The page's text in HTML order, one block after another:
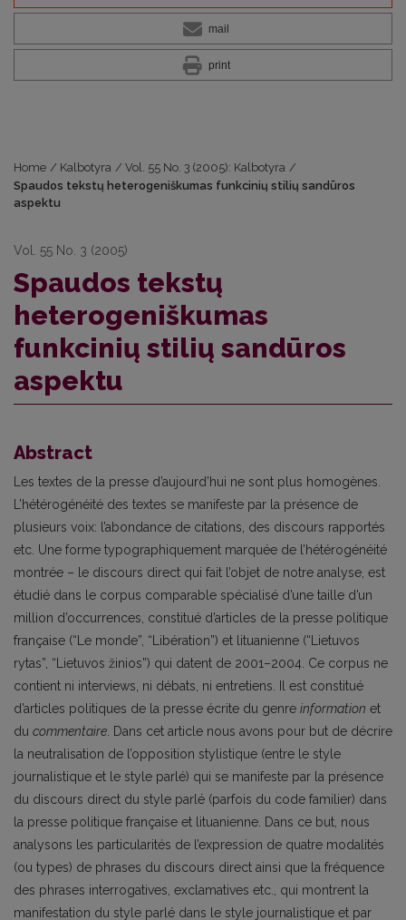
mail
print
Home / Kalbotyra / Vol. 55 No. 3 (2005): Kalbotyra /
Spaudos tekstų heterogeniškumas funkcinių stilių sandūros
aspektu
Vol. 55 No. 3 (2005)
Spaudos tekstų
heterogeniškumas
funkcinių stilių sandūros
aspektu
Abstract
Les textes de la presse d’aujourd’hui ne sont plus homogènes.
L’hétérogénéité des textes se manifeste par la présence de
plusieurs voix: l’abondance de citations, des discours rapportés
etc. Une forme typographiquement marquée de l’hétérogénéité
montrée – le discours direct qui fait l’objet de notre analyse, est
étudié dans le corpus comparable spécialisé d’une taille d’un
million d’occurrences, constitué d’articles de la presse politique
française (“Le monde”, “Libération”) et lituanienne (“Lietuvos
rytas”, “Lietuvos žinios”) qui datent de 2001–2004. Ce corpus ne
contient ni interviews, ni débats, ni entretiens. Il est constitué
d’articles politiques de la presse écrite du genre information et
du commentaire . Dans cet article nous avons pour but de décrire
la neutralisation de l’opposition stylistique (entre le style
journalistique et le style parlé) qui se manifeste par la présence
du discours direct du style parlé (parfois du code familier) dans
la presse politique française et lituanienne. Dans ce but, nous
analysons les particularités de l’expression de quatre modalités
(ou types) de phrases du discours direct ainsi que la fréquence
des phrases interrogatives, exclamatives etc., qui montrent la
manifestation du style parlé dans le style journalistique et par